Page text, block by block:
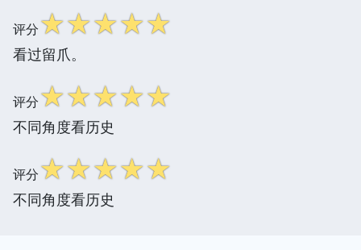
评分☆☆☆☆☆
看过留爪。
评分☆☆☆☆☆
不同角度看历史
评分☆☆☆☆☆
不同角度看历史